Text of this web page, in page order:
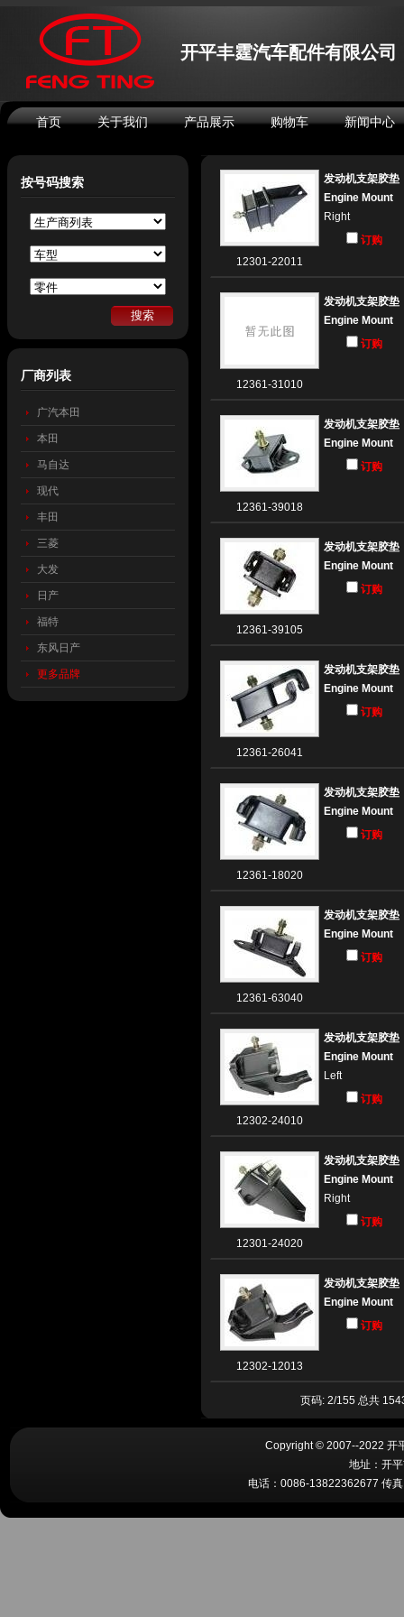
开平丰霆汽车配件有限公司
首页 关于我们 产品展示 购物车 新闻中心
12301-22011
发动机支架胶垫
Engine Mount
Right
订购
12361-31010
发动机支架胶垫
Engine Mount
订购
12361-39018
发动机支架胶垫
Engine Mount
订购
12361-39105
发动机支架胶垫
Engine Mount
订购
12361-26041
发动机支架胶垫
Engine Mount
订购
12361-18020
发动机支架胶垫
Engine Mount
订购
12361-63040
发动机支架胶垫
Engine Mount
订购
12302-24010
发动机支架胶垫
Engine Mount
Left
订购
12301-24020
发动机支架胶垫
Engine Mount
Right
订购
12302-12013
发动机支架胶垫
Engine Mount
订购
页码: 2/155 总共
按号码搜索
厂商列表
广汽本田
本田
马自达
现代
丰田
三菱
大发
日产
福特
东风日产
更多品牌
Copyright © 2007--2022 开
地址：开
电话：0086-13822362677 传